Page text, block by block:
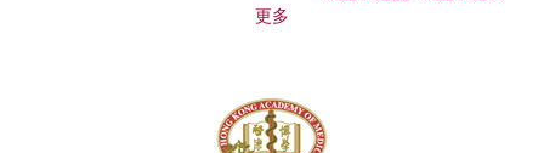
更多